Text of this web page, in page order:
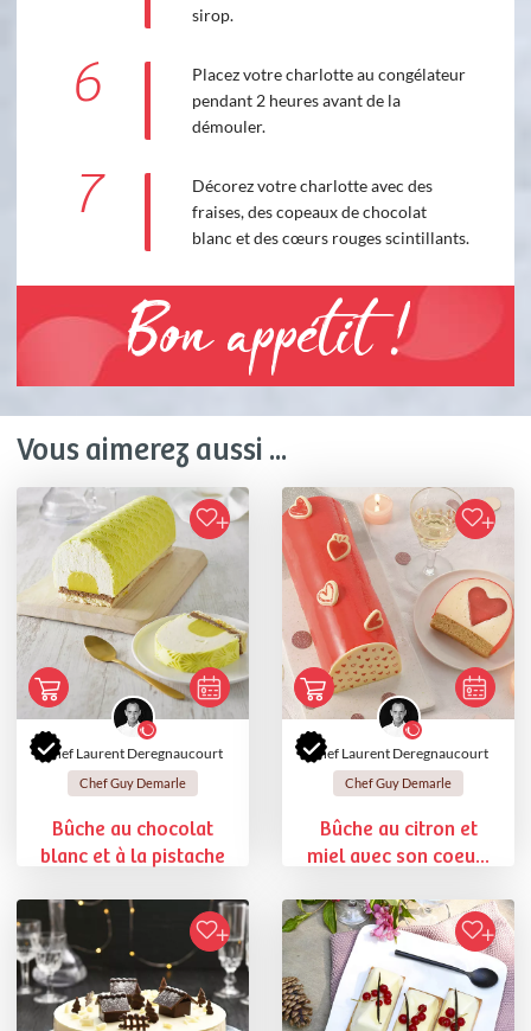
sirop.
6
Placez votre charlotte au congélateur
pendant 2 heures avant de la
démouler.
7
Décorez votre charlotte avec des
fraises, des copeaux de chocolat
blanc et des cœurs rouges scintillants.
Bon appétit !
Vous aimerez aussi ...
Chef Laurent Deregnaucourt
Chef Guy Demarle
Bûche au chocolat
blanc et à la pistache
Chef Laurent Deregnaucourt
Chef Guy Demarle
Bûche au citron et
miel avec son coeu...